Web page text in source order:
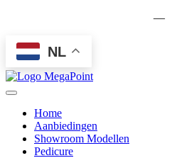
—
NL
Home
Aanbiedingen
Showroom Modellen
Pedicure